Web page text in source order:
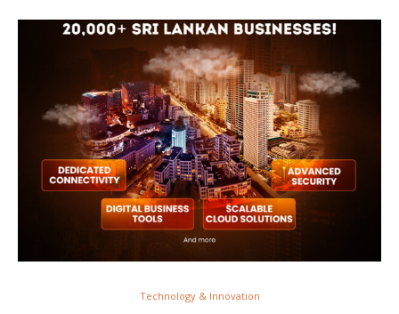
Technology & Innovation